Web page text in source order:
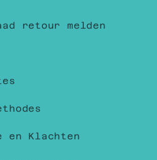
retour melden
en Klachten